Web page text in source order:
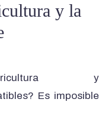
y la
y
Es imposible